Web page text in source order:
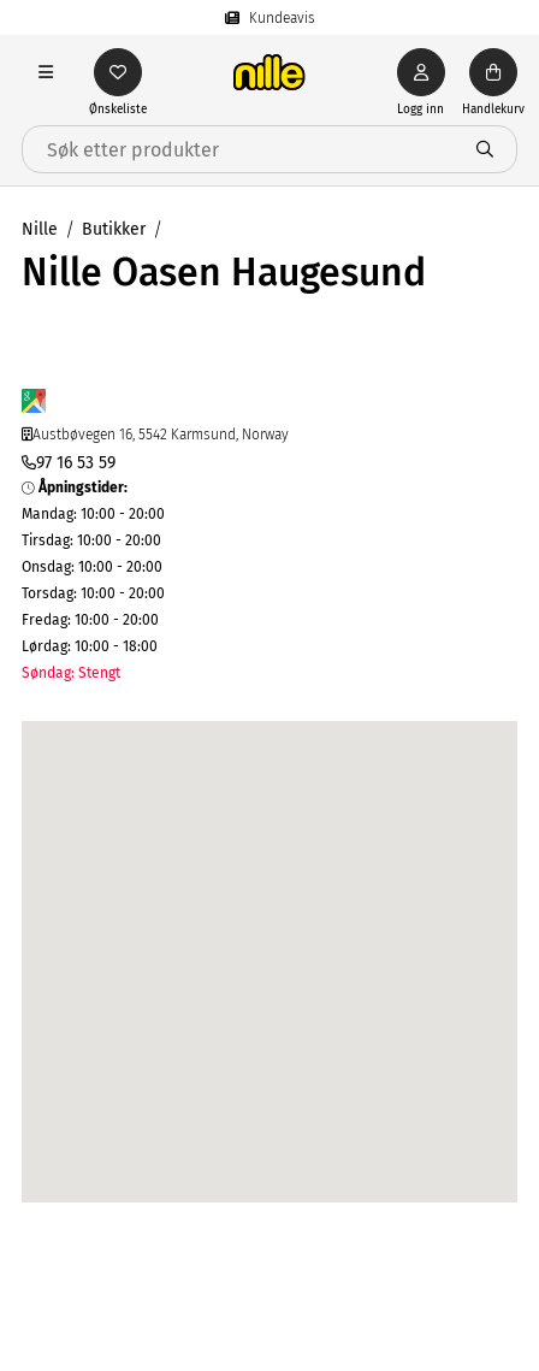
Kundeavis
Ønskeliste Logg inn Handlekurv
Nille Butikker
Nille Oasen Haugesund
Austbøvegen 16, 5542 Karmsund, Norway
97 16 53 59
Åpningstider:
Mandag: 10:00 - 20:00
Tirsdag: 10:00 - 20:00
Onsdag: 10:00 - 20:00
Torsdag: 10:00 - 20:00
Fredag: 10:00 - 20:00
Lørdag: 10:00 - 18:00
Søndag: Stengt